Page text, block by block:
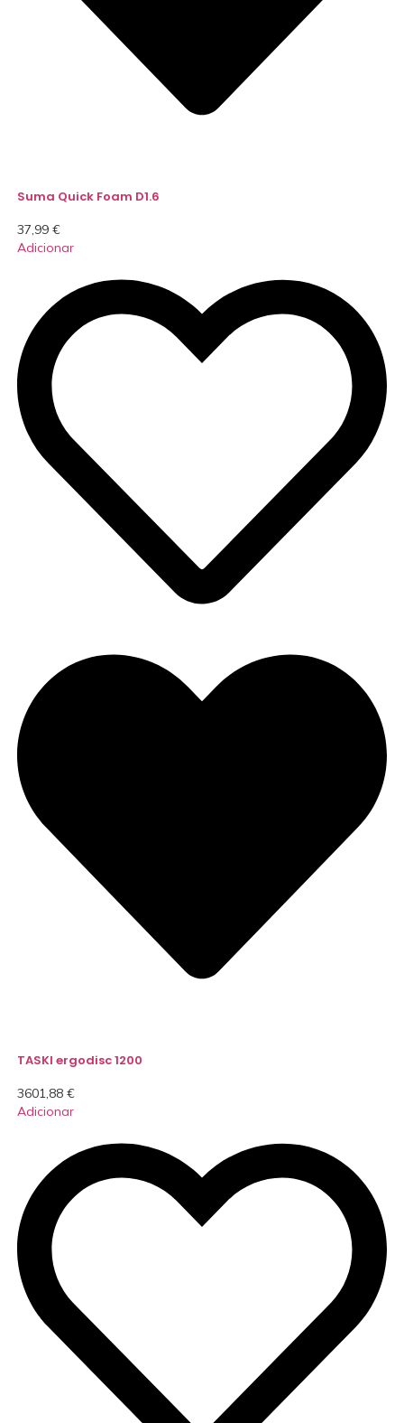
Suma Quick Foam D1.6
37,99 €
Adicionar
TASKI ergodisc 1200
3601,88 €
Adicionar